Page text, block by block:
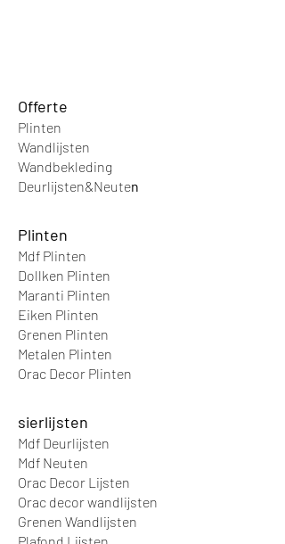
Offerte
Plinten
Wandlijsten
Wandbekleding
Deurlijsten&Neuten
Plinten
Mdf Plinten
Dollken Plinten
Maranti Plinten
Eiken Plinten
Grenen Plinten
Metalen Plinten
Orac Decor Plinten
sierlijsten
Mdf Deurlijsten
Mdf Neuten
Orac Decor Lijsten
Orac decor wandlijsten
Grenen Wandlijsten